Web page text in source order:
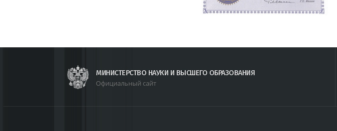
МИНИСТЕРСТВО НАУКИ И ВЫСШЕГО ОБРАЗОВАНИЯ
Официальный сайт